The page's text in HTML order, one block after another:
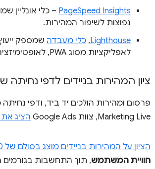
PageSpeed Insights – כלי אונליין
נפוצות לשיפור המהירות.
Lighthouse
, כלי מעבדה שמספק
לאפליקציות מסוג PWA, לאופטימיזציה למנועי חיפוש ולשיטות מומלצות אחרות.
ציון המהירות בניידים לדפי נחיתה
Marketing Live, צוות Google Ads
הציג את
הציון על המהירות בניידים מוצג בסולם של 1-10 (10 הוא הציון שניתן לדפים הכי מהירים)
חוויית המשתמש, תוך התחשבות בגורמים